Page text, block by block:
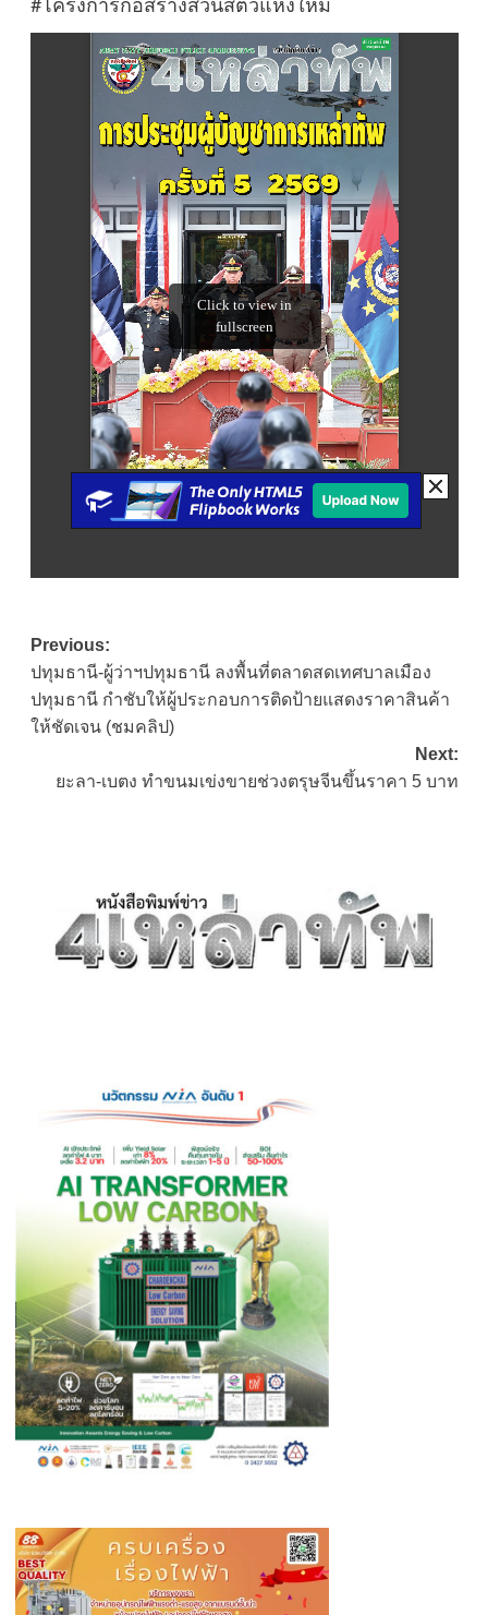
#โครงการก่อสร้างสวนสัตว์แห่งใหม่
Post
navigation
Previous:
ปทุมธานี-ผู้ว่าฯปทุมธานี ลงพื้นที่ตลาดสดเทศบาลเมือง
ปทุมธานี กำชับให้ผู้ประกอบการติดป้ายแสดงราคาสินค้า
ให้ชัดเจน (ชมคลิป)
Next:
ยะลา-เบตง ทำขนมเข่งขายช่วงตรุษจีนขึ้นราคา 5 บาท